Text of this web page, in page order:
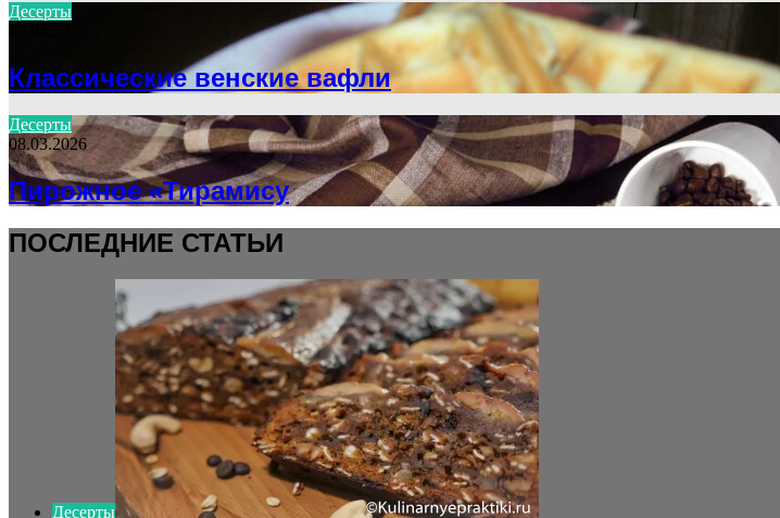
Десерты
Классические венские вафли
Десерты
08.03.2026
Пирожное «Тирамису
ПОСЛЕДНИЕ СТАТЬИ
Десерты